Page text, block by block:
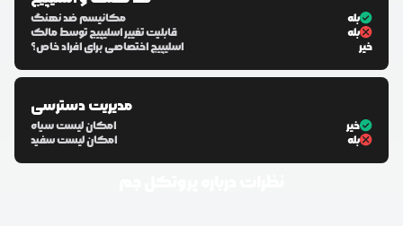
مکانیسم ضد نهنگ
بله
قابلیت تغییر اسلیپیج توسط مالک
بله
اسلیپیج اختصاصی برای افراد خاص؟
خیر
مدیریت دسترسی
امکان لیست سیاه
خیر
امکان لیست سفید
بله